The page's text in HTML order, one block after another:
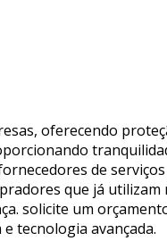
oferecendo
de
que já
solicite um
tecnologia avançada.